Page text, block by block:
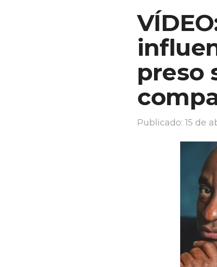
preso
Publicado: 15 de